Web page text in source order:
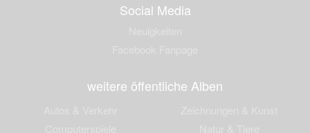
Social Media
weitere öffentliche Alben